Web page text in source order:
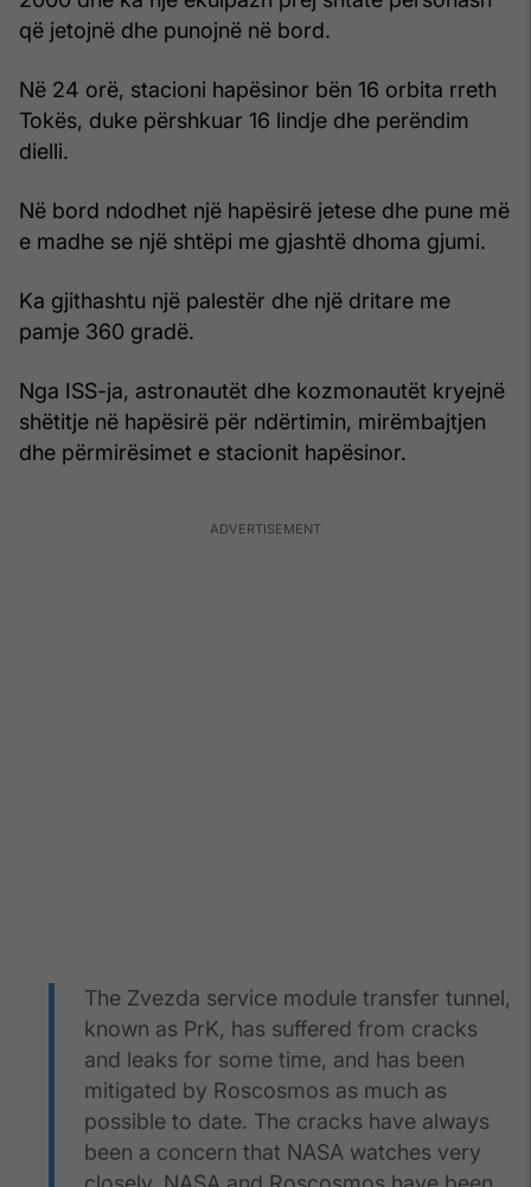
që jetojnë dhe punojnë në bord.
Në 24 orë, stacioni hapësinor bën 16 orbita rreth
Tokës, duke përshkuar 16 lindje dhe perëndim
dielli.
Në bord ndodhet një hapësirë jetese dhe pune më
e madhe se një shtëpi me gjashtë dhoma gjumi.
Ka gjithashtu një palestër dhe një dritare me
pamje 360 gradë.
Nga ISS-ja, astronautët dhe kozmonautët kryejnë
shëtitje në hapësirë për ndërtimin, mirëmbajtjen
dhe përmirësimet e stacionit hapësinor.
The Zvezda service module transfer tunnel,
known as PrK, has suffered from cracks
and leaks for some time, and has been
mitigated by Roscosmos as much as
possible to date. The cracks have always
been a concern that NASA watches very